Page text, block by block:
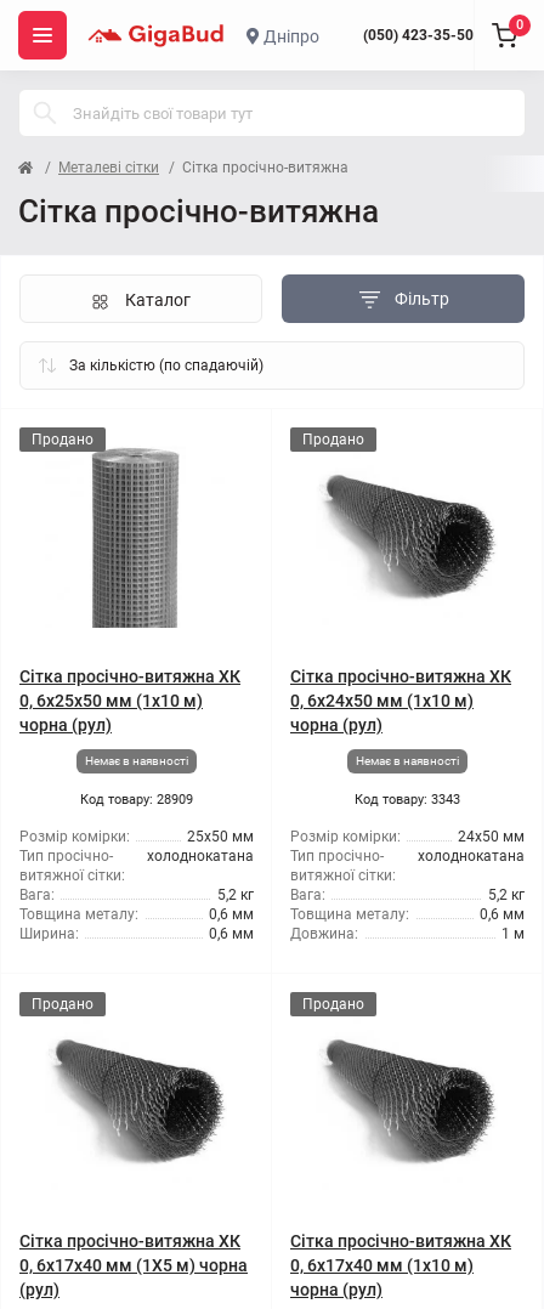
Дніпро (050) 423-35-50
0
Металеві сітки Сітка просічно-витяжна
Сітка просічно-витяжна
Фільтр
Каталог
Продано
Сітка просічно-витяжна ХК
0, 6x25x50 мм (1x10 м)
чорна (рул)
Немає в наявності
Код товару: 28909
Розмір комірки:
25x50 мм
Тип просічно-
витяжної сітки:
холоднокатана
Вага:
5,2 кг
Товщина металу:
0,6 мм
Ширина:
0,6 мм
Продано
Сітка просічно-витяжна ХК
0, 6x24x50 мм (1x10 м)
чорна (рул)
Немає в наявності
Код товару: 3343
Розмір комірки:
24x50 мм
Тип просічно-
витяжної сітки:
холоднокатана
Вага:
5,2 кг
Товщина металу:
0,6 мм
Довжина:
1 м
Продано
Сітка просічно-витяжна ХК
0, 6x17x40 мм (1X5 м) чорна
(рул)
Продано
Сітка просічно-витяжна ХК
0, 6x17x40 мм (1x10 м)
чорна (рул)